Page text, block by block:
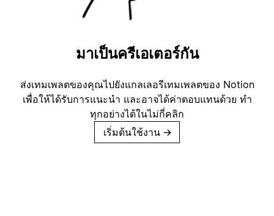
มาเป็นครีเอเตอร์กัน
ส่งเทมเพลตของคุณไปยังแกลเลอรีเทมเพลตของ Notion
เพื่อให้ได้รับการแนะนำ และอาจได้ค่าตอบแทนด้วย ทำ
ทุกอย่างได้ในไม่กี่คลิก
เริ่มต้นใช้งาน →